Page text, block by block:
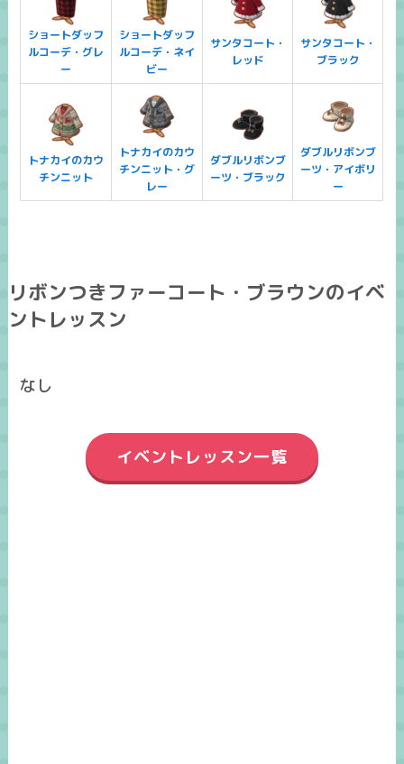
ショートダッフ
ルコーデ・グレ
ー
ショートダッフ
ルコーデ・ネイ
ビー
サンタコート・
レッド
サンタコート・
ブラック
トナカイのカウ
チンニット
トナカイのカウ
チンニット・グ
レー
ダブルリボンブ
ーツ・ブラック
ダブルリボンブ
ーツ・アイボリ
ー
リボンつきファーコート・ブラウンのイベ
ントレッスン
なし
イベントレッスン一覧